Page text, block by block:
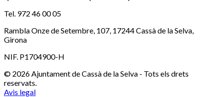
Tel. 972 46 00 05
Rambla Onze de Setembre, 107, 17244 Cassà de la Selva,
Girona
NIF. P1704900-H
© 2026 Ajuntament de Cassà de la Selva - Tots els drets
reservats.
Avis legal